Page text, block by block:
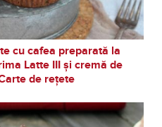
cu cafea preparată la
Latte III și cremă de
de rețete